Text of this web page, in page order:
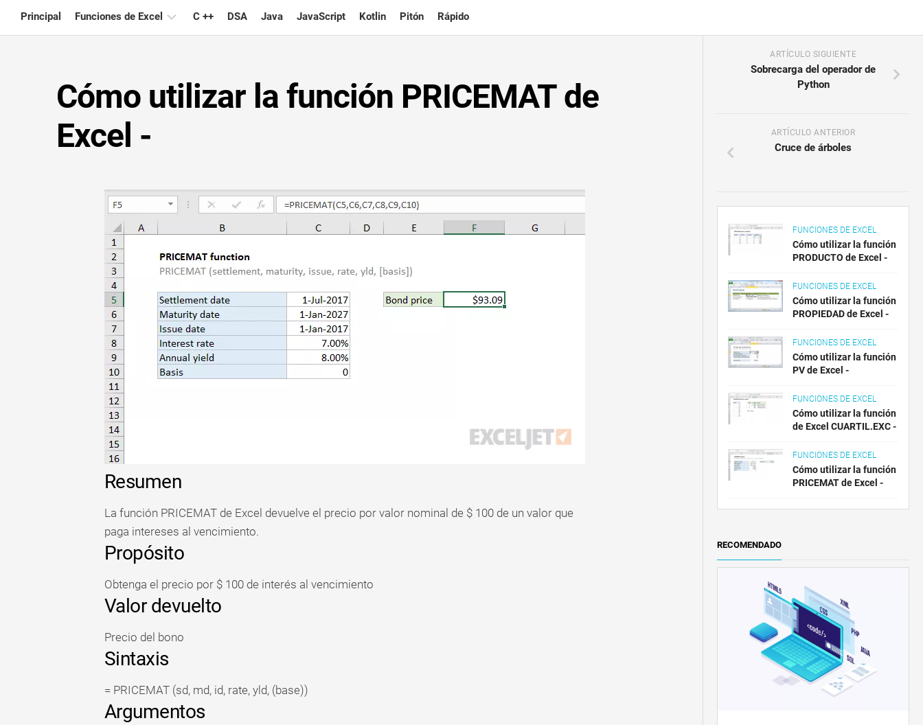
content
Principal Funciones de Excel
Consejos
de
Fórmula
Atajos
teclado
Lecciones
Noticias
Tabla
dinámica
TechTV
C ++ DSA Java JavaScript Kotlin Pitón Rápido
Cómo utilizar la función PRICEMAT de
Excel -
Resumen
La función PRICEMAT de Excel devuelve el precio por valor nominal de $ 100 de un valor que
paga intereses al vencimiento.
Propósito
Obtenga el precio por $ 100 de interés al vencimiento
Valor devuelto
Precio del bono
Sintaxis
= PRICEMAT (sd, md, id, rate, yld, (base))
Argumentos
ARTÍCULO SIGUIENTE
Sobrecarga del operador de
Python
ARTÍCULO ANTERIOR
Cruce de árboles
FUNCIONES DE EXCEL
Cómo utilizar la función
PRODUCTO de Excel -
FUNCIONES DE EXCEL
Cómo utilizar la función
PROPIEDAD de Excel -
FUNCIONES DE EXCEL
Cómo utilizar la función
PV de Excel -
FUNCIONES DE EXCEL
Cómo utilizar la función
de Excel CUARTIL.EXC -
FUNCIONES DE EXCEL
Cómo utilizar la función
PRICEMAT de Excel -
RECOMENDADO